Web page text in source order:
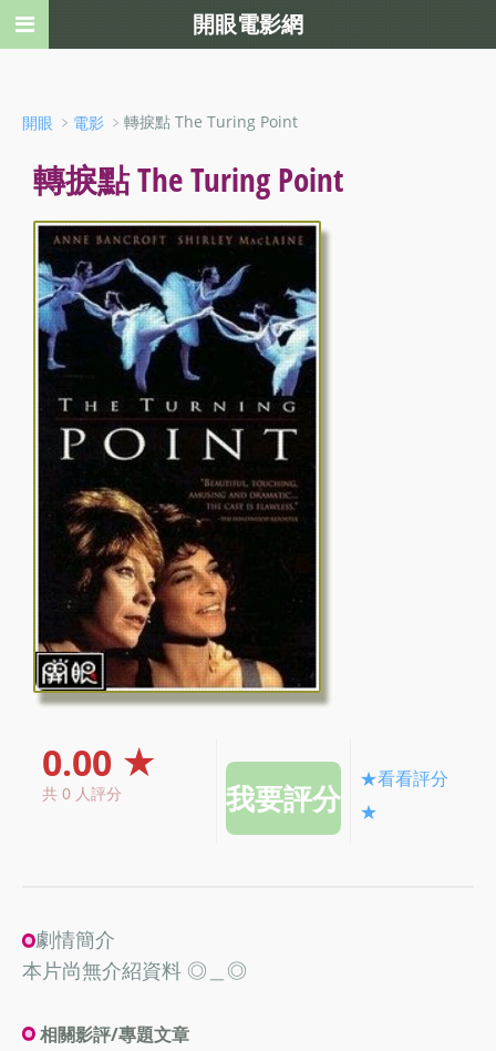
開眼 ﹥ 電影 ﹥轉捩點 The Turing Point
轉捩點 The Turing Point
0.00 ★
共 0 人評分
★看看評分
★
劇情簡介
本片尚無介紹資料 ◎＿◎
相關影評/專題文章
開眼電影網